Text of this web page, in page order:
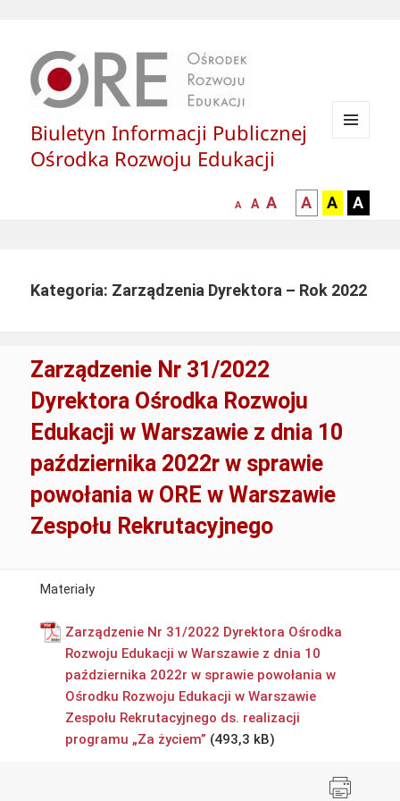
Biuletyn Informacji Publicznej
Ośrodka Rozwoju Edukacji
mniejsza
A
normalna
A
większa-
czcionka
A
kontrast
czarny
tle
A
kontrast
czarny
tle
A
żółty
tle
A
Kategoria: Zarządzenia Dyrektora – Rok 2022
Zarządzenie Nr 31/2022
Dyrektora Ośrodka Rozwoju
Edukacji w Warszawie z dnia 10
października 2022r w sprawie
powołania w ORE w Warszawie
Zespołu Rekrutacyjnego
Materiały
Zarządzenie Nr 31/2022 Dyrektora Ośrodka
Rozwoju Edukacji w Warszawie z dnia 10
października 2022r w sprawie powołania w
Ośrodku Rozwoju Edukacji w Warszawie
Zespołu Rekrutacyjnego ds. realizacji
programu „Za życiem”